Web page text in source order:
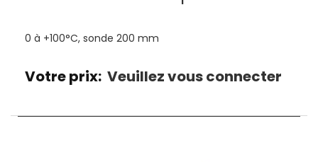
0 à +100°C, sonde 200 mm
Votre prix: Veuillez vous connecter